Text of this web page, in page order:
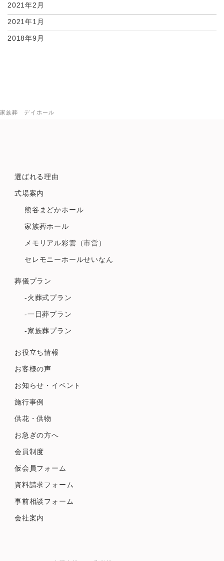
家族葬 デイホール
2021年2月
2021年1月
2018年9月
選ばれる理由
式場案内
熊谷まどかホール
家族葬ホール
メモリアル彩雲（市営）
セレモニーホールせいなん
葬儀プラン
-火葬式プラン
-一日葬プラン
-家族葬プラン
お役立ち情報
お客様の声
お知らせ・イベント
施行事例
供花・供物
お急ぎの方へ
会員制度
仮会員フォーム
資料請求フォーム
事前相談フォーム
会社案内